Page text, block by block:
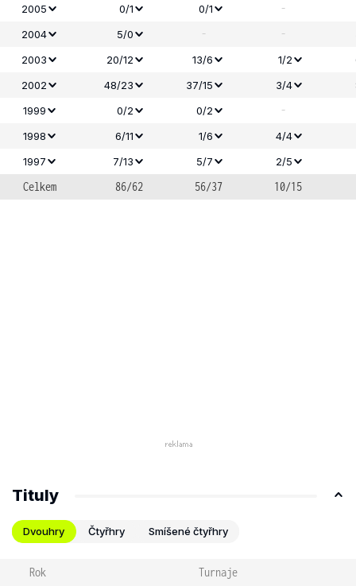
2005 0/1 0/1 -
2004 5/0 - -
2003
20/12 13/6 1/2
2002
48/23 37/15 3/4
1999
0/2 0/2 -
1998 6/11 1/6
4/4
1997
7/13 5/7 2/5
Celkem 86/62 56/37 10/15
Tituly
Dvouhry Čtyřhry Smíšené čtyřhry
Rok Turnaje